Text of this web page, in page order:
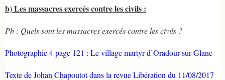
b) Les massacres exercés contre les civils :
Pb : Quels sont les massacres exercés contre les civils ?
Photographie 4 page 121 : Le village martyr d’Oradour-sur-Glane
Texte de Johan Chapoutot dans la revue Libération du 11/08/2017